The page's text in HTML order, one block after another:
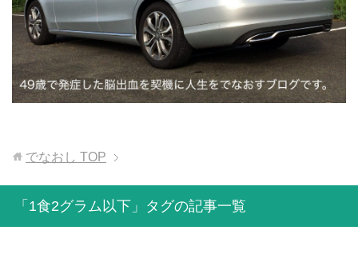
でなおし TOP
「1食2グラム以下」タグの記事一覧